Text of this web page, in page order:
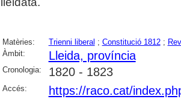
Matèries: Trienni liberal ; Constitució 1812;
Àmbit:
Lleida, província
Cronologia: 1820 - 1823
Accés: https://raco.cat/